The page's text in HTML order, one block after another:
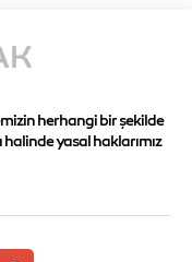
herhangi bir şekilde
halinde yasal haklarımız